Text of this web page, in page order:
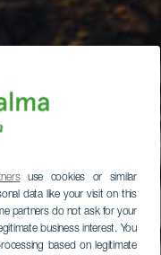
use cookies or similar
data like your visit on this
partners do not ask for your
business interest. You
based on legitimate